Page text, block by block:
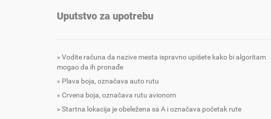
Uputstvo za upotrebu
Vodite računa da nazive mesta ispravno upišete kako bi algoritam
mogao da ih pronađe
Plava boja, označava auto rutu
Crvena boja, označava rutu avionom
Startna lokacija je obeležena sa A i označava početak rute